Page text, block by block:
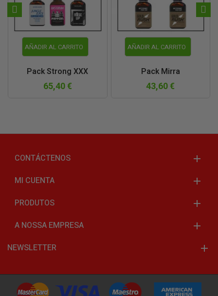
AÑADIR AL CARRITO
Pack Strong XXX
65,40 €
AÑADIR AL CARRITO
Pack Mirra
43,60 €
CONTÁCTENOS
MI CUENTA
PRODUTOS
A NOSSA EMPRESA
NEWSLETTER